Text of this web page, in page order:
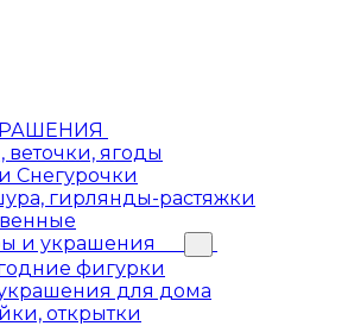
веточки, ягоды
Снегурочки
гирлянды-растяжки
и украшения
фигурки
для дома
открытки